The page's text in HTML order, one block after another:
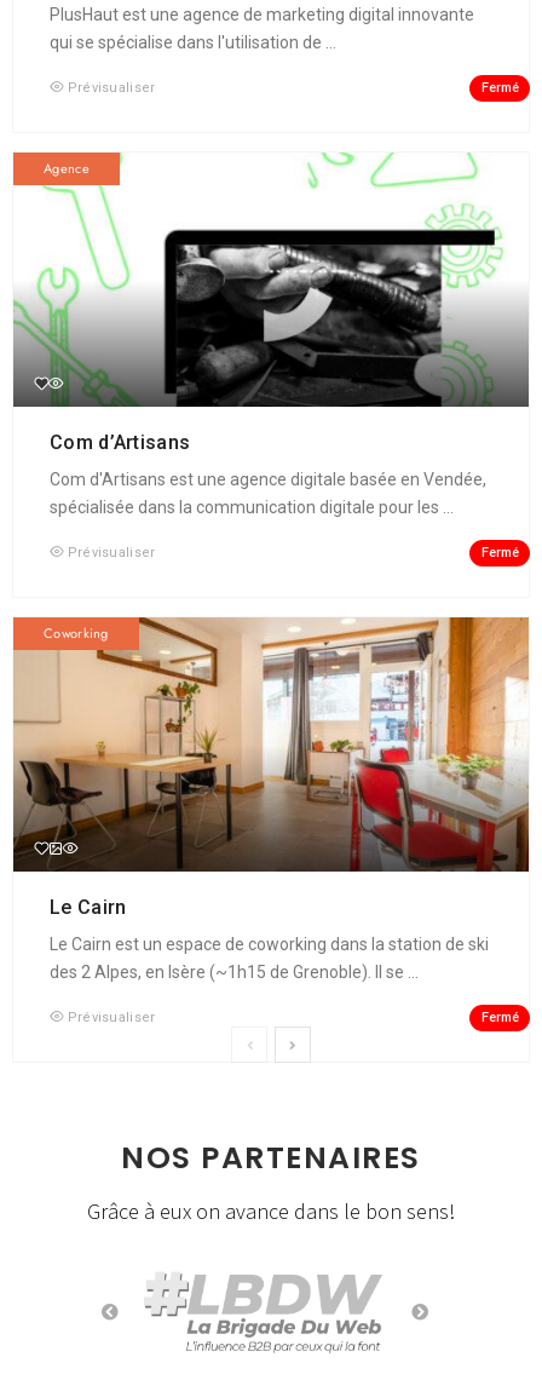
PlusHaut est une agence de marketing digital innovante
qui se spécialise dans l'utilisation de ...
Prévisualiser Fermé
Agence
Com d’Artisans
Com d'Artisans est une agence digitale basée en Vendée,
spécialisée dans la communication digitale pour les ...
Prévisualiser Fermé
Coworking
Le Cairn
Le Cairn est un espace de coworking dans la station de ski
des 2 Alpes, en Isère (~1h15 de Grenoble). Il se ...
Prévisualiser Fermé
NOS PARTENAIRES
Grâce à eux on avance dans le bon sens!